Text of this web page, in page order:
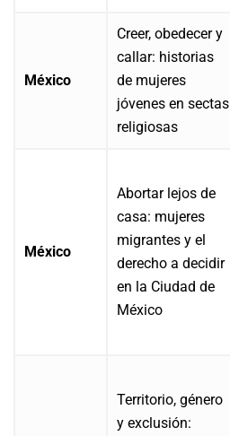
México
Creer, obedecer y
callar: historias
de mujeres
jóvenes en sectas
religiosas
México
Abortar lejos de
casa: mujeres
migrantes y el
derecho a decidir
en la Ciudad de
México
Territorio, género
y exclusión: